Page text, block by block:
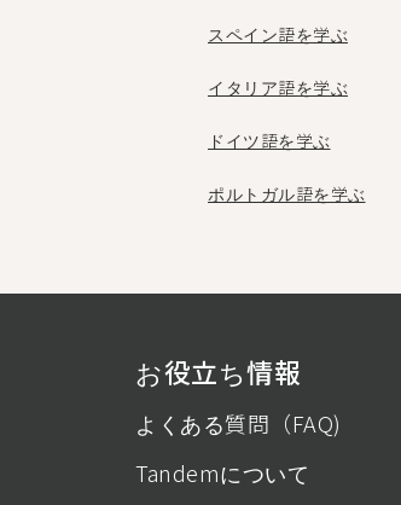
スペイン語を学ぶ
イタリア語を学ぶ
ドイツ語を学ぶ
ポルトガル語を学ぶ
お役立ち情報
よくある質問（FAQ)
Tandemについて